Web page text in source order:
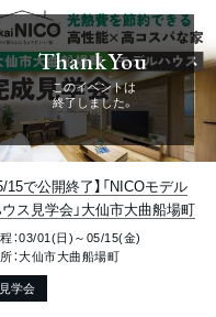
ThankYou
このイベントは
終了しました。
5/15で公開終了】「NICOモデル
ス見学会」大仙市大曲船場町
：03/01(日)～05/15(金)
：大仙市大曲船場町
見学会